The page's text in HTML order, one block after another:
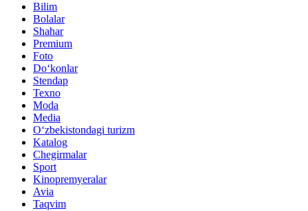
Bilim
Bolalar
Shahar
Premium
Foto
Do‘konlar
Stendap
Texno
Moda
Media
O‘zbekistondagi turizm
Katalog
Chegirmalar
Sport
Kinopremyeralar
Avia
Taqvim